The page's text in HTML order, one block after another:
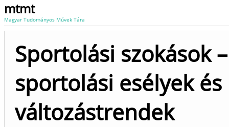
mtmt
Magyar Tudományos Művek Tára
Sportolási szokások –
sportolási esélyek és
változástrendek